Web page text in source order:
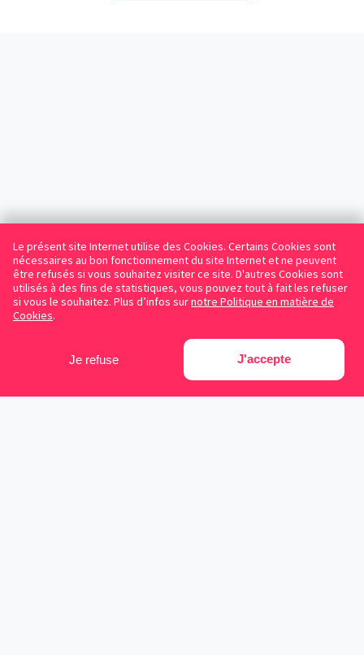
Le présent site Internet utilise des Cookies. Certains Cookies sont
nécessaires au bon fonctionnement du site Internet et ne peuvent
être refusés si vous souhaitez visiter ce site. D'autres Cookies sont
utilisés à des fins de statistiques, vous pouvez tout à fait les refuser
si vous le souhaitez. Plus d’infos surnotre Politique en matière de
Cookies.
Je refuse J'accepte